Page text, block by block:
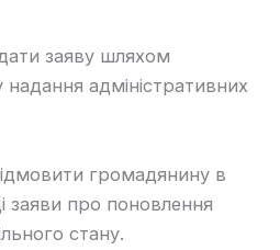
заяву шляхом
адміністративних
громадянину в
заяви про поновлення
стану.